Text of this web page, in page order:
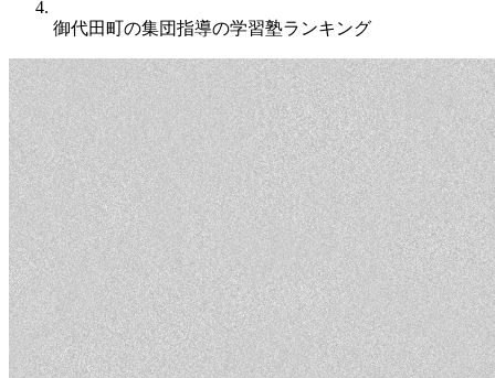
御代田町の集団指導の学習塾ランキング